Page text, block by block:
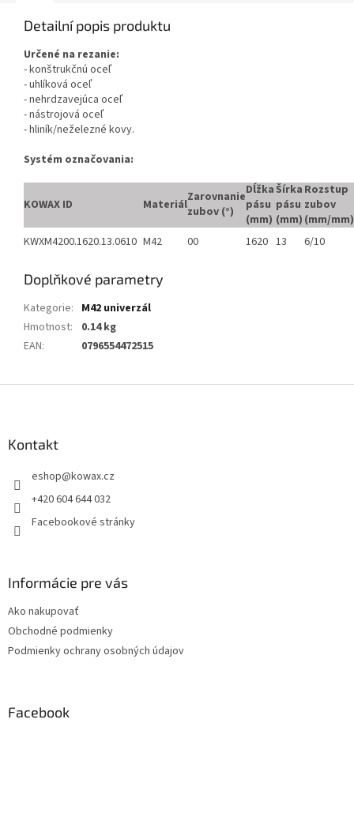
Detailní popis produktu
Určené na rezanie:
- konštrukčnú oceľ
- uhlíková oceľ
- nehrdzavejúca oceľ
- nástrojová oceľ
- hliník/neželezné kovy.
Systém označovania:
KOWAX ID MateriálZarovnanie
zubov (°)
Dĺžka
pásu
(mm)
Šírka
pásu
(mm)
Rozstup
zubov
(mm/mm)
KWXM4200.1620.13.0610 M42 00 1620 13 6/10
Doplňkové parametry
Kategorie: M42 univerzál
Hmotnost:
0.14 kg
EAN: 0796554472515
Kontakt
eshop@kowax.cz
+420 604 644 032
Facebookové stránky
Informácie pre vás
Ako nakupovať
Obchodné podmienky
Podmienky ochrany osobných údajov
Facebook